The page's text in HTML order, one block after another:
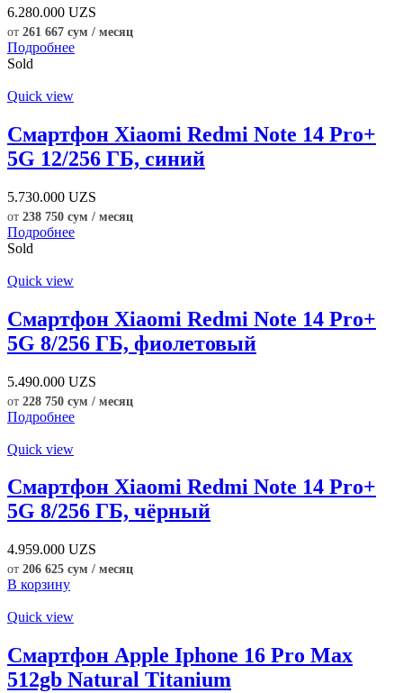
6.280.000 UZS
от 261 667 сум / месяц
Подробнее
Sold
Quick view
Смартфон Xiaomi Redmi Note 14 Pro+
5G 12/256 ГБ, синий
5.730.000 UZS
от 238 750 сум / месяц
Подробнее
Sold
Quick view
Смартфон Xiaomi Redmi Note 14 Pro+
5G 8/256 ГБ, фиолетовый
5.490.000 UZS
от 228 750 сум / месяц
Подробнее
Quick view
Смартфон Xiaomi Redmi Note 14 Pro+
5G 8/256 ГБ, чёрный
4.959.000 UZS
от 206 625 сум / месяц
В корзину
Quick view
Смартфон Apple Iphone 16 Pro Max
512gb Natural Titanium